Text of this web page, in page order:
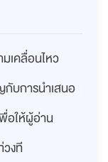
เคลื่อนไหว
บการนำเสนอ
อให้ผู้อ่าน
วงที